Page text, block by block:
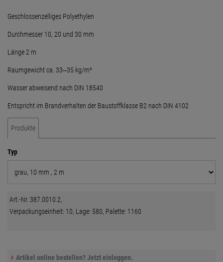
Geschlossenzelliges Polyethylen
Durchmesser 10, 20 und 30 mm
Länge 2 m
Raumgewicht ca. 33‒35 kg/m³
Wasser abweisend nach DIN 18540
Entspricht im Brandverhalten der Baustoffklasse B2 nach DIN 4102
Produkte
Typ
Art.-Nr. 387.0010.2,
Verpackungseinheit: 10, Lage: 580, Palette: 1160
Artikel online bestellen? Jetzt einloggen.